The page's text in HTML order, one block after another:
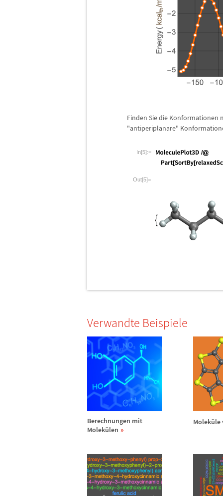
Finden Sie die Konformationen
"antiperiplanare"
In[5]:=
Out[5]=
Verwandte Beispiele
Berechnungen mit
Molekülen
Moleküle